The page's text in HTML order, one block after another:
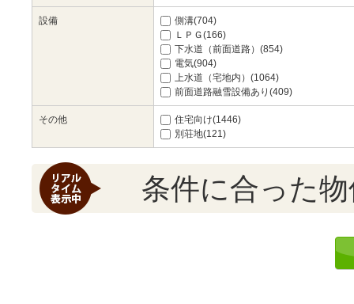
設備
側溝(704)
ＬＰＧ(166)
下水道（前面道路）(854)
電気(904)
上水道（宅地内）(1064)
前面道路融雪設備あり(409)
その他
住宅向け(1446)
別荘地(121)
条件に合った